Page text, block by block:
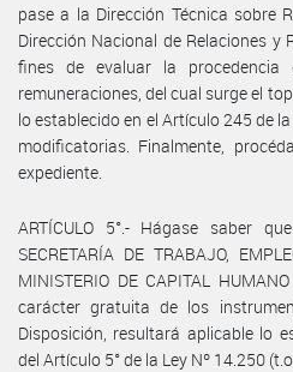
pase a la Dirección Técnica sobre
Dirección Nacional de Relaciones y
fines de evaluar la
remuneraciones, del cual surge el
lo establecido en el Artículo 245 de
modificatorias. Finalmente,
expediente.
ARTÍCULO 5°.- Hágase saber
SECRETARÍA DE TRABAJO,
MINISTERIO DE CAPITAL
carácter gratuita de los
Disposición, resultará aplicable lo
del Artículo 5° de la Ley Nº 14.250